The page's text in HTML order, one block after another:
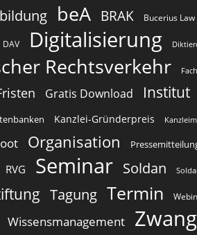
beA BRAK Bucerius Law
DAV Digitalisierung
Rechtsverkehr
Gratis Download Institut
Kanzlei-Gründerpreis
Organisation
RVG Seminar Soldan
Tagung Termin
Wissensmanagement